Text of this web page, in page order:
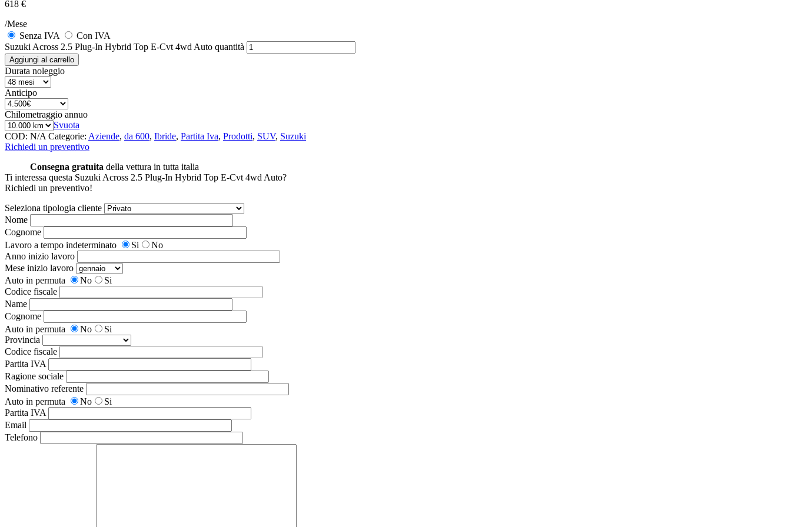
618 €
/Mese
Senza IVA
Con IVA
Suzuki Across 2.5 Plug-In Hybrid Top E-Cvt 4wd Auto quantità
Aggiungi al carrello
Durata noleggio
Anticipo
Chilometraggio annuo
Svuota
COD: N/A Categorie: Aziende, da 600, Ibride, Partita Iva, Prodotti, SUV, Suzuki
Richiedi un preventivo
Consegna gratuita della vettura in tutta italia
Ti interessa questa Suzuki Across 2.5 Plug-In Hybrid Top E-Cvt 4wd Auto?
Richiedi un preventivo!
Seleziona tipologia cliente
Nome
Cognome
Lavoro a tempo indeterminato
Si
No
Anno inizio lavoro
Mese inizio lavoro
Auto in permuta
No
Si
Codice fiscale
Name
Cognome
Auto in permuta
No
Si
Provincia
Codice fiscale
Partita IVA
Ragione sociale
Nominativo referente
Auto in permuta
No
Si
Partita IVA
Email
Telefono